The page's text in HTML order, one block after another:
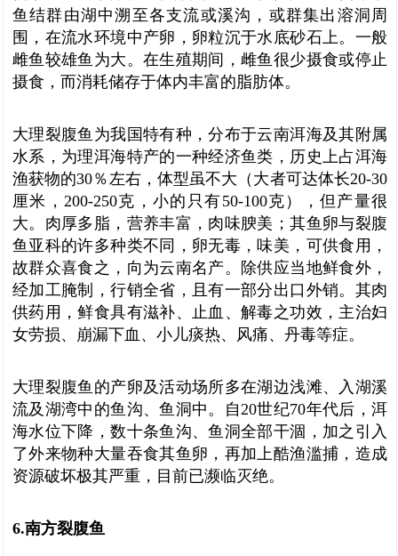
鱼结群由湖中溯至各支流或溪沟，或群集出溶洞周
围，在流水环境中产卵，卵粒沉于水底砂石上。一般
雌鱼较雄鱼为大。在生殖期间，雌鱼很少摄食或停止
摄食，而消耗储存于体内丰富的脂肪体。
大理裂腹鱼为我国特有种，分布于云南洱海及其附属
水系，为理洱海特产的一种经济鱼类，历史上占洱海
渔获物的30％左右，体型虽不大（大者可达体长20-30
厘米，200-250克，小的只有50-100克），但产量很
大。肉厚多脂，营养丰富，肉味腴美；其鱼卵与裂腹
鱼亚科的许多种类不同，卵无毒，味美，可供食用，
故群众喜食之，向为云南名产。除供应当地鲜食外，
经加工腌制，行销全省，且有一部分出口外销。其肉
供药用，鲜食具有滋补、止血、解毒之功效，主治妇
女劳损、崩漏下血、小儿痰热、风痛、丹毒等症。
大理裂腹鱼的产卵及活动场所多在湖边浅滩、入湖溪
流及湖湾中的鱼沟、鱼洞中。自20世纪70年代后，洱
海水位下降，数十条鱼沟、鱼洞全部干涸，加之引入
了外来物种大量吞食其鱼卵，再加上酷渔滥捕，造成
资源破坏极其严重，目前已濒临灭绝。
6.南方裂腹鱼